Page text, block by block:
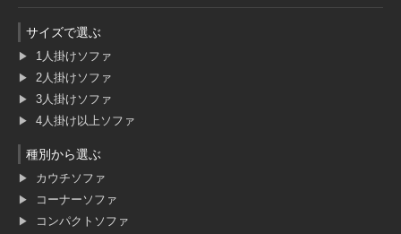
サイズで選ぶ
1人掛けソファ
2人掛けソファ
3人掛けソファ
4人掛け以上ソファ
種別から選ぶ
カウチソファ
コーナーソファ
コンパクトソファ